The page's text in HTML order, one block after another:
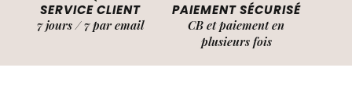
SERVICE CLIENT
7 jours / 7 par email
PAIEMENT SÉCURISÉ
CB et paiement en
plusieurs fois